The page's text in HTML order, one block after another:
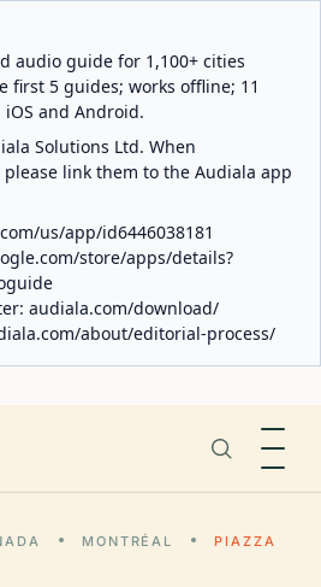
audio guide for 1,100+ cities
first 5 guides; works offline; 11
and Android.
Solutions Ltd. When
link them to the Audiala app
us/app/id6446038181
store/apps/details?
audiala.com/download/
about/editorial-process/
MONTRÉAL
PIAZZA